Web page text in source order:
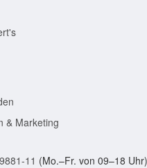
& Marketing
11 (Mo.–Fr. von 09–18 Uhr)